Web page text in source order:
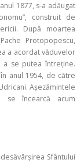
1877, s-a adăugat
construit de
După moartea
Protopopescu,
a acordat văduvelor
se putea întreține.
anul 1954, de către
Așezămintele
încearcă acum
Sfântului